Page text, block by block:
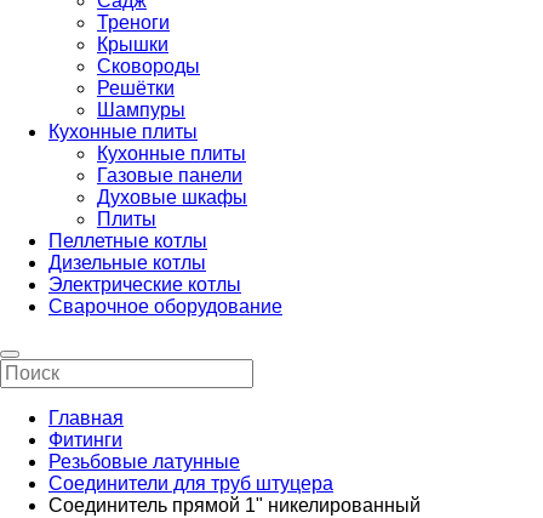
Треноги
Крышки
Сковороды
Решётки
Шампуры
Кухонные плиты
Кухонные плиты
Газовые панели
Духовые шкафы
Плиты
Пеллетные котлы
Дизельные котлы
Электрические котлы
Сварочное оборудование
Главная
Фитинги
Резьбовые латунные
Соединители для труб штуцера
Соединитель прямой 1" никелированный